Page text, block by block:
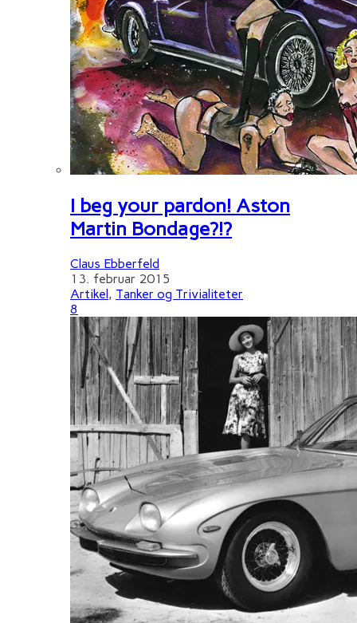
I beg your pardon! Aston
Martin Bondage?!?
Claus Ebberfeld
13. februar 2015
Artikel, Tanker og Trivialiteter
8